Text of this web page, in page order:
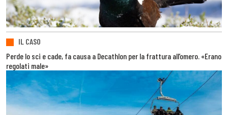
IL CASO
Perde lo sci e cade, fa causa a Decathlon per la frattura all’omero. «Erano
regolati male»